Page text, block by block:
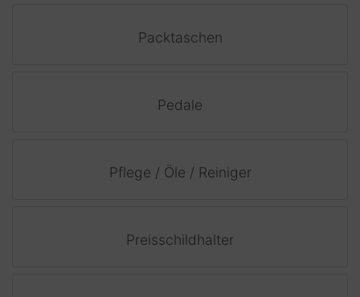
Packtaschen
Pedale
Pflege / Öle / Reiniger
Preisschildhalter